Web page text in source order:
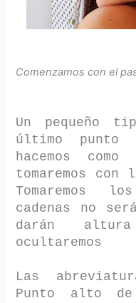
Comenzamos con el
Un pequeño
último
hacemos
tomaremos con
Tomaremos
cadenas no
darán
ocultaremos
Las
Punto alto